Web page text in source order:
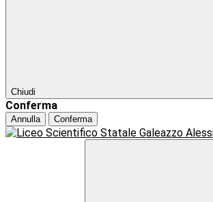
Chiudi
Conferma
Annulla Conferma